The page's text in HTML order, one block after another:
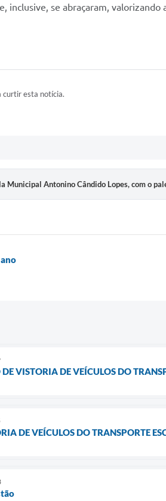
inclusive, se abraçaram, valorizando
curtir esta notícia.
Municipal Antonino Cândido Lopes, com o
DE VISTORIA DE VEÍCULOS DO
DE VEÍCULOS DO TRANSPORTE